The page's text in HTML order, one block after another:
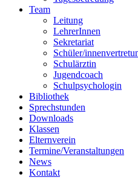
Team
Leitung
LehrerInnen
Sekretariat
Schüler/
Schulärztin
Jugendcoach
Schulpsychologin
Bibliothek
Sprechstunden
Downloads
Klassen
Elternverein
Termine/Veranstaltungen
News
Kontakt